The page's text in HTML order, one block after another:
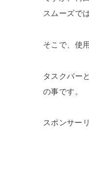
スムーズで
そこで、使
タスクバー
の事です。
スポンサー